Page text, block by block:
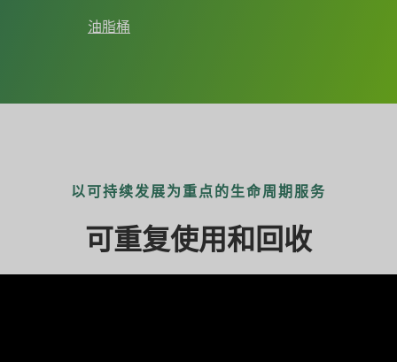
油脂桶
以可持续发展为重点的生命周期服务
可重复使用和回收